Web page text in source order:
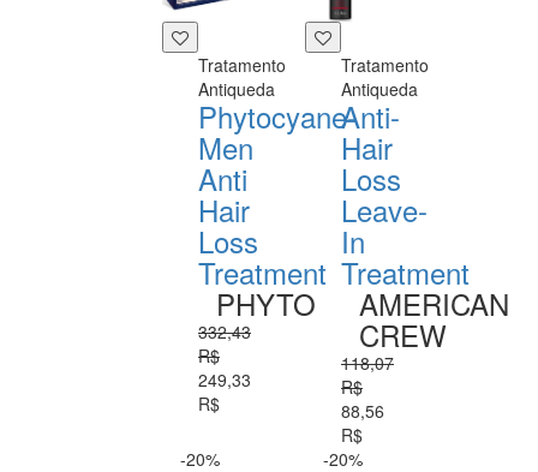
Tratamento
Antiqueda
Phytocyane-
Men
Anti
Hair
Loss
Treatment
PHYTO
332,43
R$
249,33
R$
Tratamento
Antiqueda
Anti-
Hair
Loss
Leave-
In
Treatment
AMERICAN
CREW
118,07
R$
88,56
R$
-20%
-20%